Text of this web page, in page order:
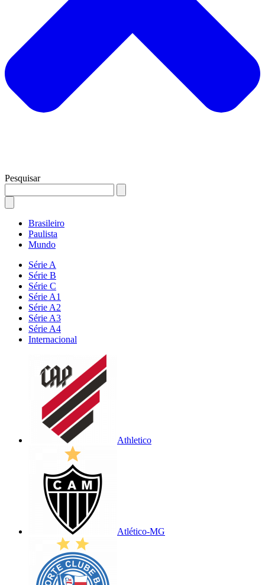
Pesquisar
Brasileiro
Paulista
Mundo
Série A
Série B
Série C
Série A1
Série A2
Série A3
Série A4
Internacional
Athletico
Atlético-MG